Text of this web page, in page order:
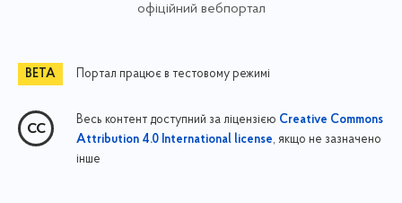
офіційний вебпортал
Портал працює в тестовому режимі
Весь контент доступний за ліцензією Creative Commons
Attribution 4.0 International license, якщо не зазначено
інше